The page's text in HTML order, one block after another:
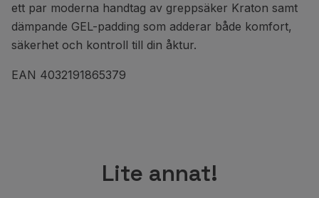
ett par moderna handtag av greppsäker Kraton samt
dämpande GEL-padding som adderar både komfort,
säkerhet och kontroll till din åktur.
EAN 4032191865379
Lite annat!